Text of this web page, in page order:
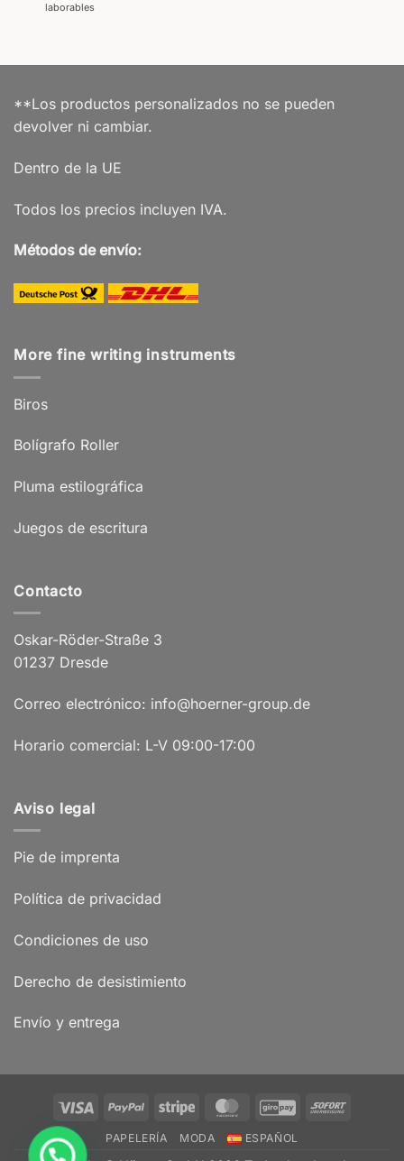
laborables
**Los productos personalizados no se pueden
devolver ni cambiar.
Dentro de la UE
Todos los precios incluyen IVA.
Métodos de envío:
More fine writing instruments
Biros
Bolígrafo Roller
Pluma estilográfica
Juegos de escritura
Contacto
Oskar-Röder-Straße 3
01237 Dresde
Correo electrónico: info@hoerner-group.de
Horario comercial: L-V 09:00-17:00
Aviso legal
Pie de imprenta
Política de privacidad
Condiciones de uso
Derecho de desistimiento
Envío y entrega
Visa PayPal Stripe MasterCardGiroPaySofort
PAPELERÍA MODA ESPAÑOL